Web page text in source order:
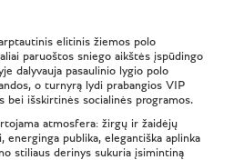
elitinis žiemos polo
paruoštos sniego aikštės įspūdingo
dalyvauja pasaulinio lygio polo
o turnyrą lydi prabangios VIP
bei išskirtinės socialinės programos.
atmosfera: žirgų ir žaidėjų
energinga publika, elegantiška aplinka
stiliaus derinys sukuria įsimintiną